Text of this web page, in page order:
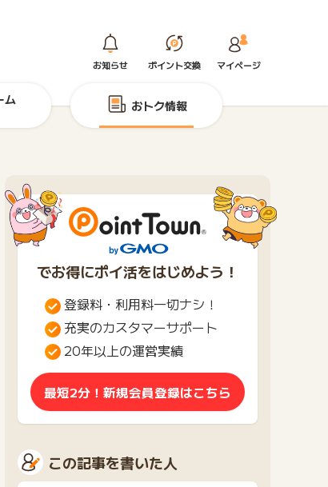
お知らせ ポイント交換 マイページ
ム おトク情報
でお得にポイ活をはじめよう！
登録料・利用料一切ナシ！
充実のカスタマーサポート
20年以上の運営実績
最短2分！新規会員登録はこちら
この記事を書いた人